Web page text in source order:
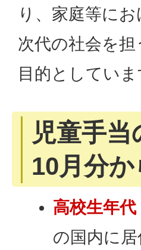
り、家庭等に
次代の社会を
目的としていま
児童手
10月分か
高校生年
の国内に